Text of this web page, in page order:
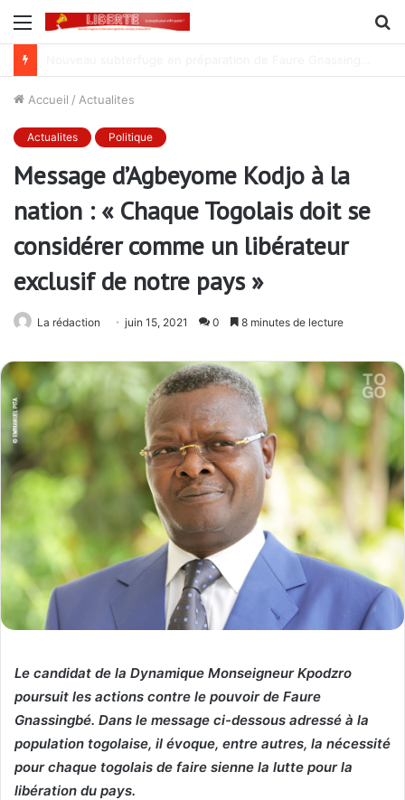
Menu
Accueil / Actualites
Actualites Politique
Message d’Agbeyome Kodjo à la
nation : « Chaque Togolais doit se
considérer comme un libérateur
exclusif de notre pays »
La rédaction juin 15, 2021 0 8 minutes de lecture
Le candidat de la Dynamique Monseigneur Kpodzro
poursuit les actions contre le pouvoir de Faure
Gnassingbé. Dans le message ci-dessous adressé à la
population togolaise, il évoque, entre autres, la nécessité
pour chaque togolais de faire sienne la lutte pour la
libération du pays.